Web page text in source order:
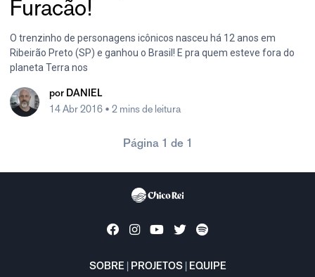
Furacão!
O trenzinho de personagens icônicos nasceu há 12 anos em
Ribeirão Preto (SP) e ganhou o Brasil! E pra quem esteve fora do
planeta Terra nos
por DANIEL
14 Abr 2016 • 2 mins de leitura
Página 1 de 1
SOBRE PROJETOS EQUIPE